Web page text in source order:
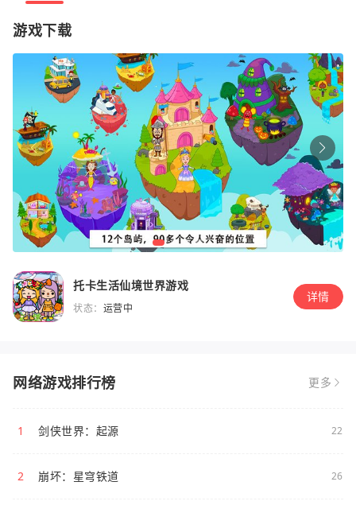
游戏下载
托卡生活仙境世界游戏
状态： 运营中
详情
网络游戏排行榜 更多
1 剑侠世界：起源 22
2 崩坏：星穹铁道 26